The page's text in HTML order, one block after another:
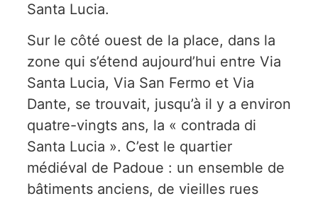
Santa Lucia.
Sur le côté ouest de la place, dans la
zone qui s’étend aujourd’hui entre Via
Santa Lucia, Via San Fermo et Via
Dante, se trouvait, jusqu’à il y a environ
quatre-vingts ans, la « contrada di
Santa Lucia ». C’est le quartier
médiéval de Padoue : un ensemble de
bâtiments anciens, de vieilles rues